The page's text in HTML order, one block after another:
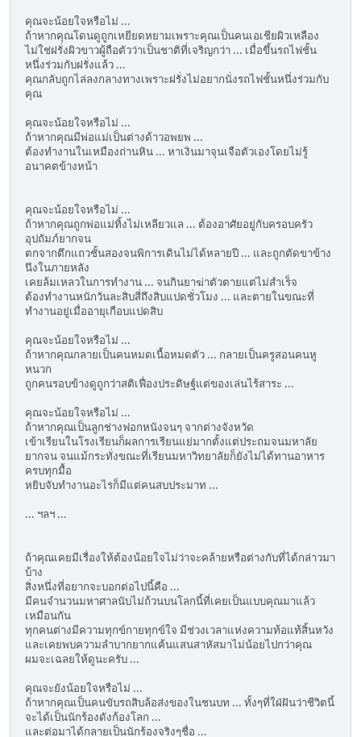
คุณจะน้อยใจหรือไม่ ...
ถ้าหากคุณโดนดูถูกเหยียดหยามเพราะคุณเป็นคนเอเชียผิวเหลือง
ไม่ใช่ฝรั่งผิวขาวผู้ถือตัวว่าเป็นชาติที่เจริญกว่า ... เมื่อขึ้นรถไฟชั้น
หนึ่งร่วมกับฝรั่งแล้ว ...
คุณกลับถูกไล่ลงกลางทางเพราะฝรั่งไม่อยากนั่งรถไฟชั้นหนึ่งร่วมกับ
คุณ
คุณจะน้อยใจหรือไม่ ...
ถ้าหากคุณมีพ่อแม่เป็นต่างด้าวอพยพ ...
ต้องทำงานในเหมืองถ่านหิน ... หาเงินมาจุนเจือตัวเองโดยไม่รู้
อนาคตข้างหน้า
คุณจะน้อยใจหรือไม่ ...
ถ้าหากคุณถูกพ่อแม่ทิ้งไม่เหลียวแล ... ต้องอาศัยอยู่กับครอบครัว
อุปถัมภ์ยากจน
ตกจากตึกแถวชั้นสองจนพิการเดินไม่ได้หลายปี ... และถูกตัดขาข้าง
นึงในภายหลัง
เคยล้มเหลวในการทำงาน ... จนกินยาฆ่าตัวตายแต่ไม่สำเร็จ
ต้องทำงานหนักวันละสิบสี่ถึงสิบแปดชั่วโมง ... และตายในขณะที่
ทำงานอยู่เมื่ออายุเกือบแปดสิบ
คุณจะน้อยใจหรือไม่ ...
ถ้าหากคุณกลายเป็นคนหมดเนื้อหมดตัว ... กลายเป็นครูสอนคนหู
หนวก
ถูกคนรอบข้างดูถูกว่าสติเฟื่องประดิษฐ์แต่ของเล่นไร้สาระ ...
คุณจะน้อยใจหรือไม่ ...
ถ้าหากคุณเป็นลูกช่างฟอกหนังจนๆ จากต่างจังหวัด
เข้าเรียนในโรงเรียนก็ผลการเรียนแย่มากตั้งแต่ประถมจนมหาลัย
ยากจน จนแม้กระทั่งขณะที่เรียนมหาวิทยาลัยก็ยังไม่ได้ทานอาหาร
ครบทุกมื้อ
หยิบจับทำงานอะไรก็มีแต่คนสบประมาท ...
... ฯลฯ ...
ถ้าคุณเคยมีเรื่องให้ต้องน้อยใจไม่ว่าจะคล้ายหรือต่างกับที่ได้กล่าวมา
บ้าง
สิ่งหนึ่งที่อยากจะบอกต่อไปนี้คือ ...
มีคนจำนวนมหาศาลนับไม่ถ้วนบนโลกนี้ที่เคยเป็นแบบคุณมาแล้ว
เหมือนกัน
ทุกคนต่างมีความทุกข์กายทุกข์ใจ มีช่วงเวลาแห่งความท้อแท้สิ้นหวัง
และเคยพบความลำบากยากแค้นแสนสาหัสมาไม่น้อยไปกว่าคุณ
ผมจะเฉลยให้ดูนะครับ ...
คุณจะยังน้อยใจหรือไม่ ...
ถ้าหากคุณเป็นคนขับรถสิบล้อส่งของในชนบท ... ทั้งๆที่ใฝ่ฝันว่าชีวิตนี้
จะได้เป็นนักร้องดังก้องโลก ...
และต่อมาได้กลายเป็นนักร้องจริงๆชื่อ ...